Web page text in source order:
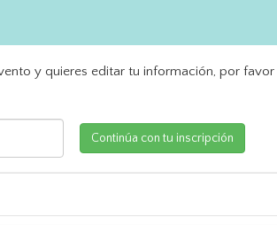
y quieres editar tu información, por